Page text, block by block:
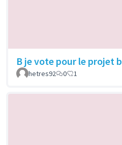
B je vote pour le projet b
hetres92 0 1